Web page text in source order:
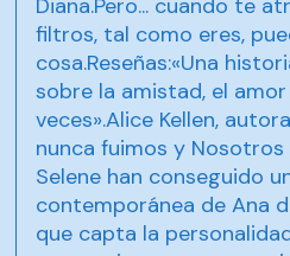
filtros, tal como eres,
cosa.Reseñas:«Una
sobre la amistad, el
veces».Alice Kellen,
nunca fuimos y Nosotros
Selene han conseguido
contemporánea de Ana
que capta la